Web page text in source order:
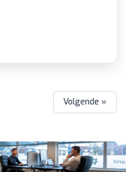
Volgende »